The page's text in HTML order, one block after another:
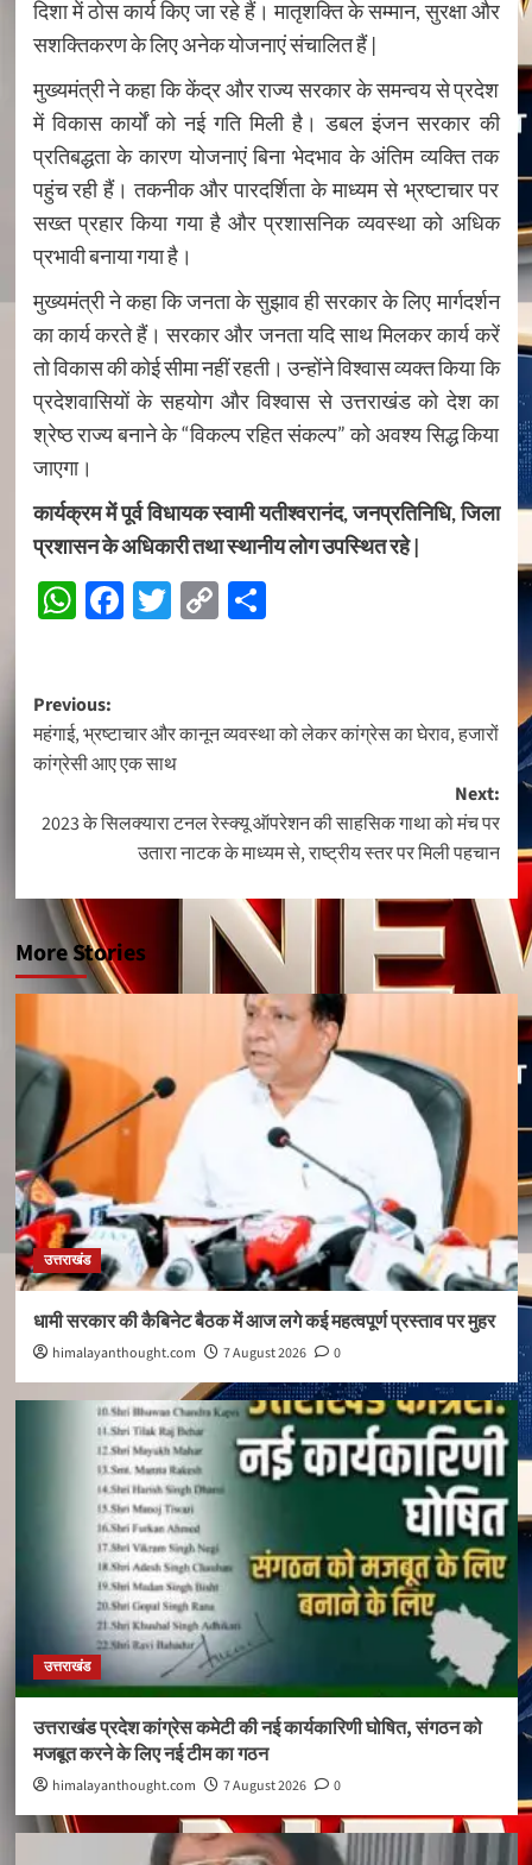
दिशा में ठोस कार्य किए जा रहे हैं। मातृशक्ति के सम्मान, सुरक्षा और
सशक्तिकरण के लिए अनेक योजनाएं संचालित हैं |
मुख्यमंत्री ने कहा कि केंद्र और राज्य सरकार के समन्वय से प्रदेश
में विकास कार्यों को नई गति मिली है। डबल इंजन सरकार की
प्रतिबद्धता के कारण योजनाएं बिना भेदभाव के अंतिम व्यक्ति तक
पहुंच रही हैं। तकनीक और पारदर्शिता के माध्यम से भ्रष्टाचार पर
सख्त प्रहार किया गया है और प्रशासनिक व्यवस्था को अधिक
प्रभावी बनाया गया है।
मुख्यमंत्री ने कहा कि जनता के सुझाव ही सरकार के लिए मार्गदर्शन
का कार्य करते हैं। सरकार और जनता यदि साथ मिलकर कार्य करें
तो विकास की कोई सीमा नहीं रहती। उन्होंने विश्वास व्यक्त किया कि
प्रदेशवासियों के सहयोग और विश्वास से उत्तराखंड को देश का
श्रेष्ठ राज्य बनाने के “विकल्प रहित संकल्प” को अवश्य सिद्ध किया
जाएगा।
कार्यक्रम में पूर्व विधायक स्वामी यतीश्वरानंद, जनप्रतिनिधि, जिला
प्रशासन के अधिकारी तथा स्थानीय लोग उपस्थित रहे |
WhatsApp
Facebook
Twitter
CopyShare
Post
navigation
Previous:
महंगाई, भ्रष्टाचार और कानून व्यवस्था को लेकर कांग्रेस का घेराव, हजारों
कांग्रेसी आए एक साथ
Next:
2023 के सिलक्यारा टनल रेस्क्यू ऑपरेशन की साहसिक गाथा को मंच पर
उतारा नाटक के माध्यम से, राष्ट्रीय स्तर पर मिली पहचान
More Stories
उत्तराखंड
धामी सरकार की कैबिनेट बैठक में आज लगे कई महत्वपूर्ण प्रस्ताव पर मुहर
himalayanthought.com 7 August 2026 0
उत्तराखंड
उत्तराखंड प्रदेश कांग्रेस कमेटी की नई कार्यकारिणी घोषित, संगठन को
मजबूत करने के लिए नई टीम का गठन
himalayanthought.com 7 August 2026 0